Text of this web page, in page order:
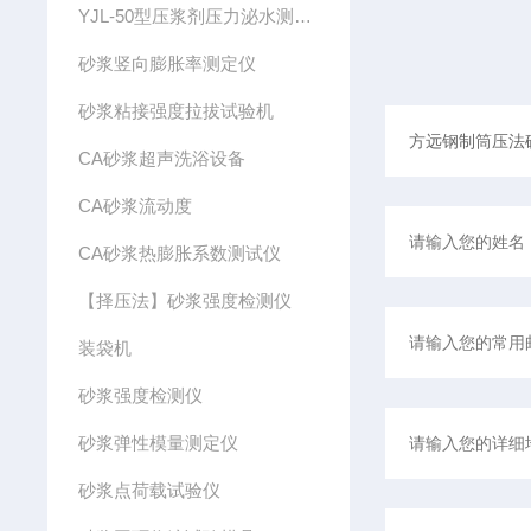
YJL-50型压浆剂压力泌水测定仪
砂浆竖向膨胀率测定仪
砂浆粘接强度拉拔试验机
CA砂浆超声洗浴设备
CA砂浆流动度
CA砂浆热膨胀系数测试仪
【择压法】砂浆强度检测仪
装袋机
砂浆强度检测仪
砂浆弹性模量测定仪
砂浆点荷载试验仪